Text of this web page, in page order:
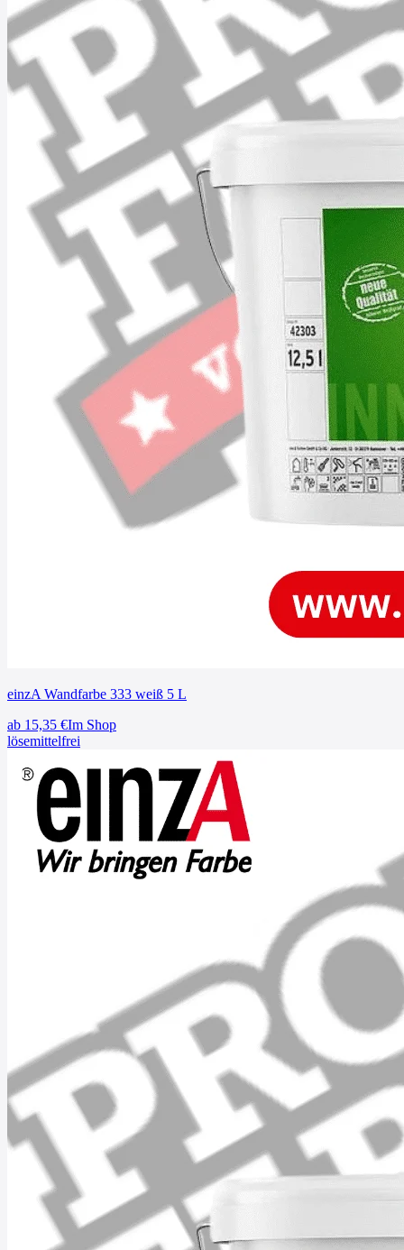
einzA Wandfarbe 333 weiß 5 L
ab 15,35 €Im Shop
lösemittelfrei